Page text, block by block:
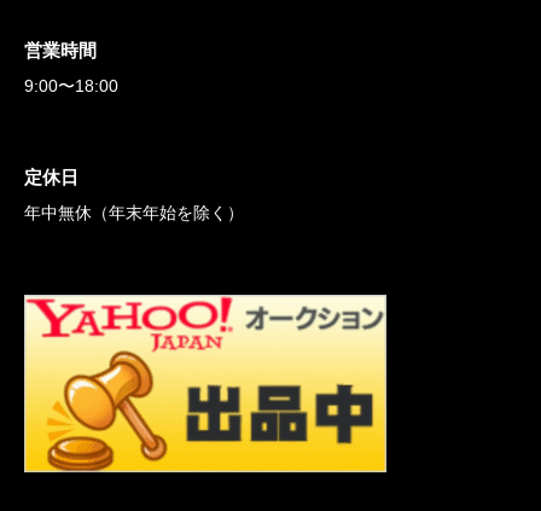
営業時間
9:00〜18:00
定休日
年中無休（年末年始を除く）